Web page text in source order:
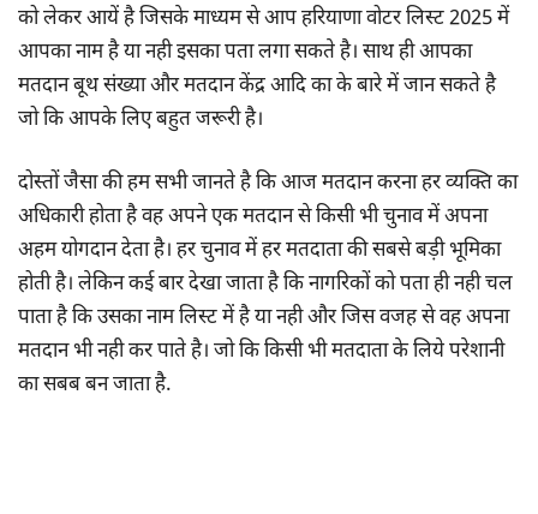
को लेकर आयें है जिसके माध्यम से आप हरियाणा वोटर लिस्ट 2025 में
आपका नाम है या नही इसका पता लगा सकते है। साथ ही आपका
मतदान बूथ संख्या और मतदान केंद्र आदि का के बारे में जान सकते है
जो कि आपके लिए बहुत जरूरी है।
दोस्तों जैसा की हम सभी जानते है कि आज मतदान करना हर व्यक्ति का
अधिकारी होता है वह अपने एक मतदान से किसी भी चुनाव में अपना
अहम योगदान देता है। हर चुनाव में हर मतदाता की सबसे बड़ी भूमिका
होती है। लेकिन कई बार देखा जाता है कि नागरिकों को पता ही नही चल
पाता है कि उसका नाम लिस्ट में है या नही और जिस वजह से वह अपना
मतदान भी नही कर पाते है। जो कि किसी भी मतदाता के लिये परेशानी
का सबब बन जाता है.